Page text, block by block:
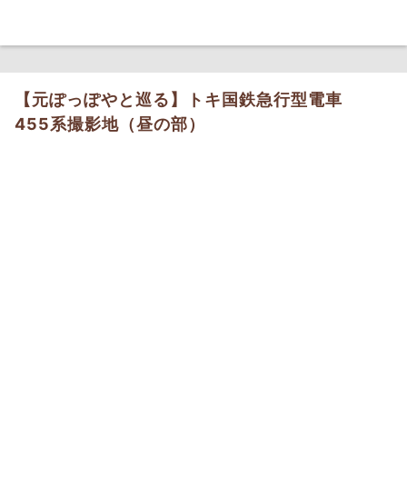
【元ぽっぽやと巡る】トキ国鉄急行型電車
455系撮影地（昼の部）